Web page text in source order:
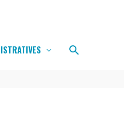
Rechercher